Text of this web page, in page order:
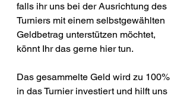
falls ihr uns bei der Ausrichtung des
Turniers mit einem selbstgewählten
Geldbetrag unterstützen möchtet,
könnt Ihr das gerne hier tun.
Das gesammelte Geld wird zu 100%
in das Turnier investiert und hilft uns